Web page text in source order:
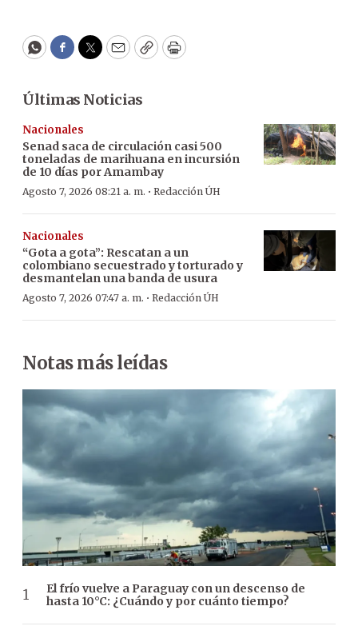
WhatsApp
Facebook
Twitter
EmailCopyPrint
Últimas Noticias
Nacionales
Senad saca de circulación casi 500
toneladas de marihuana en incursión
de 10 días por Amambay
Agosto 7, 2026 08:21 a. m. · Redacción ÚH
Nacionales
“Gota a gota”: Rescatan a un
colombiano secuestrado y torturado y
desmantelan una banda de usura
Agosto 7, 2026 07:47 a. m. · Redacción ÚH
Notas más leídas
El frío vuelve a Paraguay con un descenso de
hasta 10°C: ¿Cuándo y por cuánto tiempo?